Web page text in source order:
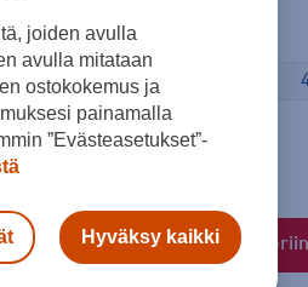
42 44
Lisää ostoskoriin
joiden avulla
avulla mitataan
ostokokemus ja
painamalla
”Evästeasetukset”-
Hyväksy kaikki